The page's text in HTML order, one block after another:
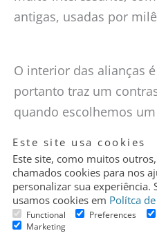
antigas, usadas por
O interior das alianças
portanto traz um
quando escolhemos
Este site usa cookies
Este site, como muitos
chamados cookies para nos
personalizar sua experiência.
usamos cookies em Polítca
Cookie
Functional Preferences
Marketing